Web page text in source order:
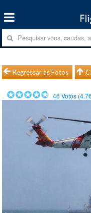
Regressar às Fotos
46 Votos (4.76